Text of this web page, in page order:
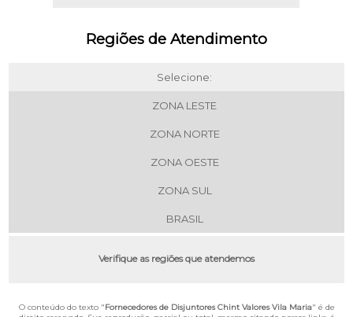
Regiões de Atendimento
Selecione:
ZONA LESTE
ZONA NORTE
ZONA OESTE
ZONA SUL
BRASIL
Verifique as regiões que atendemos
O conteúdo do texto "Fornecedores de Disjuntores Chint Valores Vila Maria" é de